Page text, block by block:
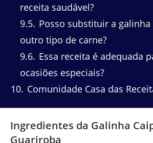
receita saudável?
9.5 Posso substituir a
outro tipo de carne?
9.6 Essa receita é adequada
ocasiões especiais?
10 Comunidade Casa das
Ingredientes da Galinha
Guariroba